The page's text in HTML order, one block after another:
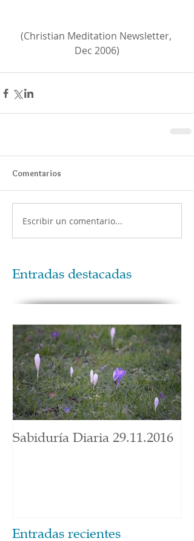
(Christian Meditation Newsletter,
Dec 2006)
Comentarios
Escribir un comentario...
Entradas destacadas
Sabiduría Diaria 29.11.2016
Entradas recientes